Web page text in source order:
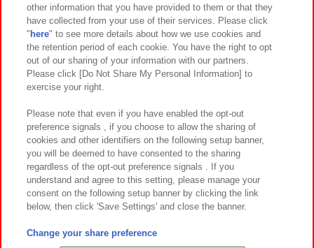
関連会社 サステナビリティ サイトポリシー
プライバシーポリシー ウェブアクセシビリティ方針と検証結果
お取引先さまとともに
カスタマーハラスメント対応方針 よくあるご質問・お問い合わせ
©Bandai Namco Amusement Inc.
©Bandai Namco Amusement Lab Inc.
other information that you have provided to them or that they
have collected from your use of their services. Please click
" here" to see more details about how we use cookies and
the retention period of each cookie. You have the right to opt
out of our sharing of your information with our partners.
Please click [Do Not Share My Personal Information] to
exercise your right.
Please note that even if you have enabled the opt-out
preference signals , if you choose to allow the sharing of
cookies and other identifiers on the following setup banner,
you will be deemed to have consented to the sharing
regardless of the opt-out preference signals . If you
understand and agree to this setting, please manage your
consent on the following setup banner by clicking the link
below, then click 'Save Settings' and close the banner.
Change your share preference